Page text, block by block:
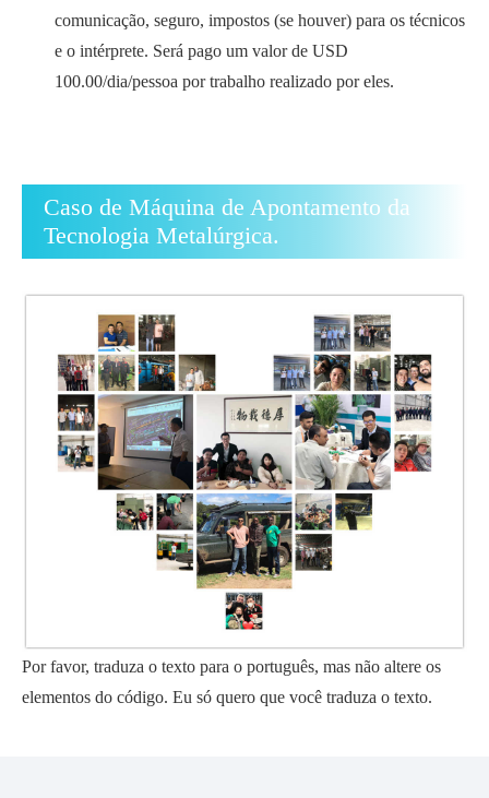
comunicação, seguro, impostos (se houver) para os técnicos
e o intérprete. Será pago um valor de USD
100.00/dia/pessoa por trabalho realizado por eles.
Caso de Máquina de Apontamento da
Tecnologia Metalúrgica.
Por favor, traduza o texto para o português, mas não altere os
elementos do código. Eu só quero que você traduza o texto.